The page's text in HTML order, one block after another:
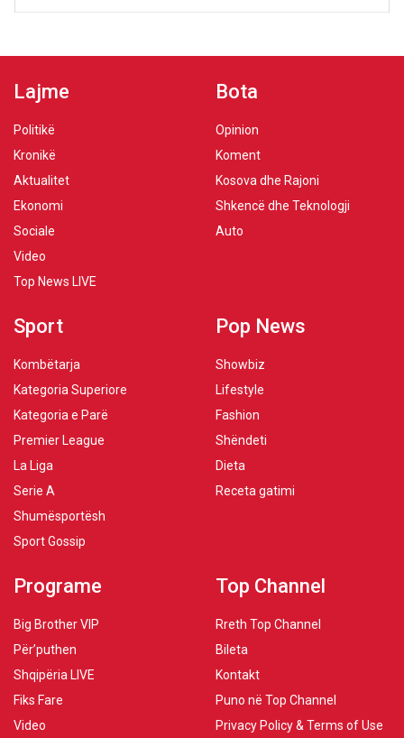
Lajme
Politikë
Kronikë
Aktualitet
Ekonomi
Sociale
Video
Top News LIVE
Bota
Opinion
Koment
Kosova dhe Rajoni
Shkencë dhe Teknologji
Auto
Sport
Kombëtarja
Kategoria Superiore
Kategoria e Parë
Premier League
La Liga
Serie A
Shumësportësh
Sport Gossip
Pop News
Showbiz
Lifestyle
Fashion
Shëndeti
Dieta
Receta gatimi
Programe
Big Brother VIP
Për’puthen
Shqipëria LIVE
Fiks Fare
Video
Top Channel
Rreth Top Channel
Bileta
Kontakt
Puno në Top Channel
Privacy Policy & Terms of Use